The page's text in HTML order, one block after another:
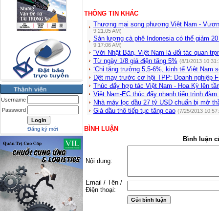
Username
Password
Đăng ký mới
THÔNG TIN KHÁC
Thương mại song phương Việt Nam -
9:21:05 AM)
Sản lượng cà phê Indonesia có thể giảm
9:17:06 AM)
“Với Nhật Bản, Việt Nam là đối tác quan
Từ ngày 1/8 giá điện tăng 5% (8/1/2013
‘Chỉ tăng trưởng 5,5-6%, kinh tế Việt Nam
Dệt may trước cơ hội TPP: Doanh nghiệp
Thúc đẩy hợp tác Việt Nam - Hoa Kỳ lên
Việt Nam-EC thúc đẩy nhanh tiến trình đàm
Nhà máy lọc dầu 27 tỷ USD chuẩn bị mở
Giá dầu thô tiếp tục tăng cao (7/25/2013
BÌNH LUẬN
Bình luận
Nội dung:
Email / Tên /
Điện thoại: